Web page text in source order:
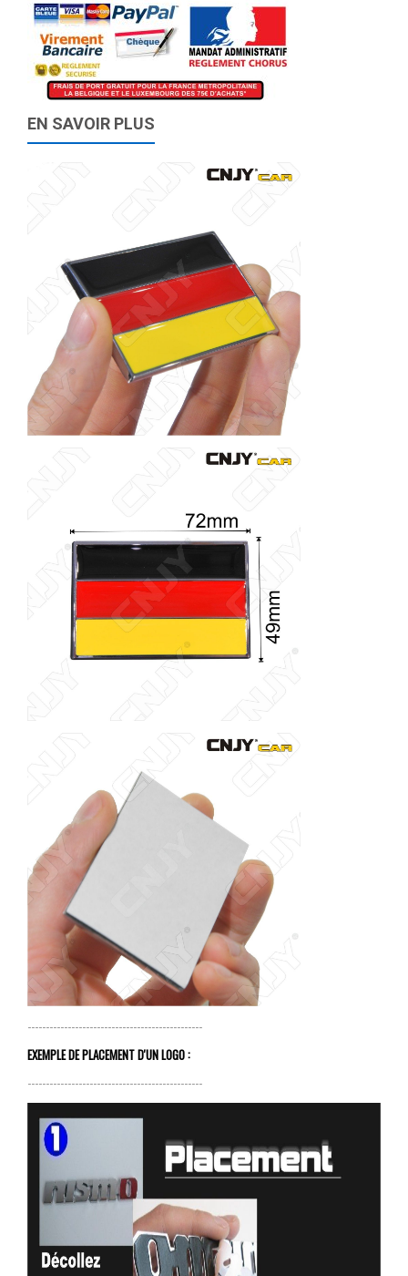
EN SAVOIR PLUS
------------------------------------------------
EXEMPLE DE PLACEMENT D'UN LOGO :
------------------------------------------------